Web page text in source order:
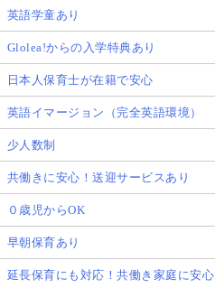
英語学童あり
Glolea!からの入学特典あり
日本人保育士が在籍で安心
英語イマージョン（完全英語環境）
少人数制
共働きに安心！送迎サービスあり
０歳児からOK
早朝保育あり
延長保育にも対応！共働き家庭に安心